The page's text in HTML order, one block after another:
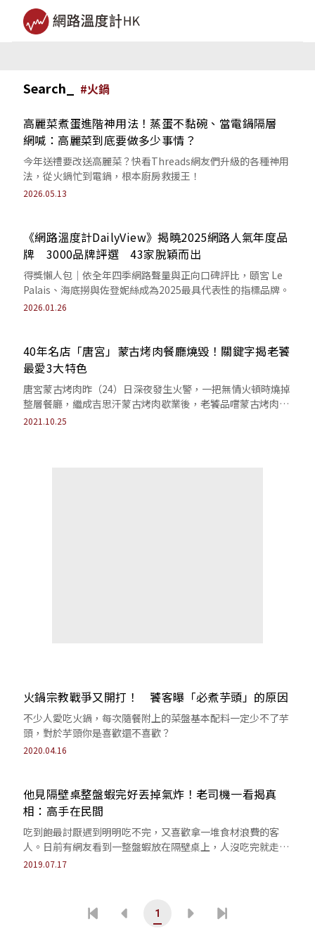
Search_ #火鍋
高麗菜煮蛋進階神用法！蒸蛋不黏碗、當電鍋隔層
網喊：高麗菜到底要做多少事情？
今年送禮要改送高麗菜？快看Threads網友們升級的各種神用
法，從火鍋忙到電鍋，根本廚房救援王！
2026.05.13
《網路溫度計DailyView》揭曉2025網路人氣年度品
牌 3000品牌評選 43家脫穎而出
得獎懶人包｜依全年四季網路聲量與正向口碑評比，頤宮 Le
Palais、海底撈與佐登妮絲成為2025最具代表性的指標品牌。
2026.01.26
40年名店「唐宮」蒙古烤肉餐廳燒毀！關鍵字揭老饕
最愛3大特色
唐宮蒙古烤肉昨（24）日深夜發生火警，一把無情火頓時燒掉
整層餐廳，繼成吉思汗蒙古烤肉歇業後，老饕品嚐蒙古烤肉的
餐廳又減少一處。
2021.10.25
火鍋宗教戰爭又開打！ 饕客曝「必煮芋頭」的原因
不少人愛吃火鍋，每次隨餐附上的菜盤基本配料一定少不了芋
頭，對於芋頭你是喜歡還不喜歡？
2020.04.16
他見隔壁桌整盤蝦完好丟掉氣炸！老司機一看揭真
相：高手在民間
吃到飽最討厭遇到明明吃不完，又喜歡拿一堆食材浪費的客
人。日前有網友看到一整盤蝦放在隔壁桌上，人沒吃完就走
了，當下覺得相當浪費不過結局卻神反轉。
2019.07.17
1